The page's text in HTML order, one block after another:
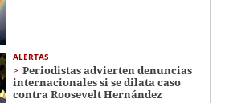
ALERTAS
Periodistas advierten denuncias
internacionales si se dilata caso
contra Roosevelt Hernández